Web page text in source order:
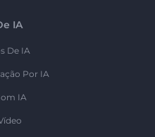
IA
De IA
Por IA
IA